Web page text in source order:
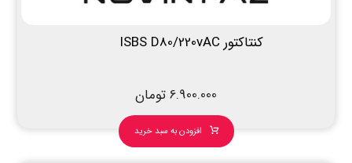
کنتاکتور ISBS D80/220vAC
6.900.000تومان
افزودن به سبد خرید